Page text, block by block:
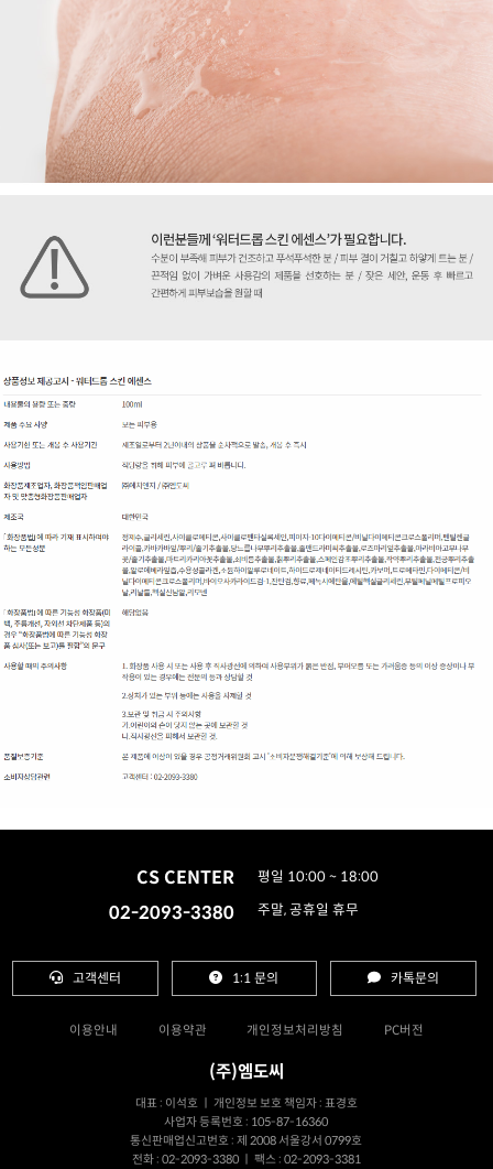
CS CENTER
02-2093-3380
평일 10:00 ~ 18:00
주말, 공휴일 휴무
고객센터 1:1 문의 카톡문의
이용안내 이용약관 개인정보처리방침 PC버전
(주)엠도씨
대표 : 이석호 ㅣ 개인정보 보호 책임자 : 표경호
사업자 등록번호 : 105-87-16360
통신판매업신고번호 : 제 2008 서울강서 0799호
전화 : 02-2093-3380 ㅣ 팩스 : 02-2093-3381